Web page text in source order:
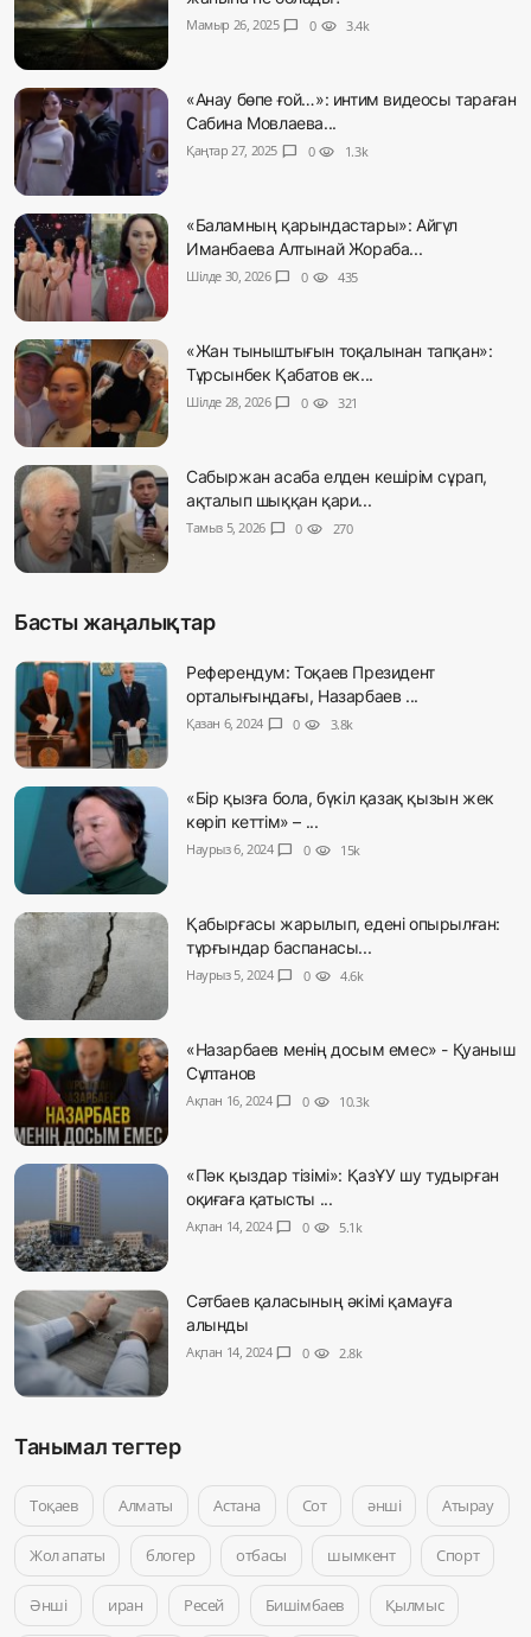
Мамыр 26, 2025 chat_bubble 0 visibility 3.4k
«Анау бөпе ғой…»: интим видеосы тараған
Сабина Мовлаева...
Қаңтар 27, 2025 chat_bubble 0 visibility 1.3k
«Баламның қарындастары»: Айгүл
Иманбаева Алтынай Жораба...
Шілде 30, 2026 chat_bubble 0 visibility 435
«Жан тыныштығын тоқалынан тапқан»:
Тұрсынбек Қабатов ек...
Шілде 28, 2026 chat_bubble 0 visibility 321
Сабыржан асаба елден кешірім сұрап,
ақталып шыққан қари...
Тамыз 5, 2026 chat_bubble 0 visibility 270
Басты жаңалықтар
Референдум: Тоқаев Президент
орталығындағы, Назарбаев ...
Қазан 6, 2024 chat_bubble 0 visibility 3.8k
«Бір қызға бола, бүкіл қазақ қызын жек
көріп кеттім» – ...
Наурыз 6, 2024 chat_bubble 0 visibility 15k
Қабырғасы жарылып, едені опырылған:
тұрғындар баспанасы...
Наурыз 5, 2024 chat_bubble 0 visibility 4.6k
«Назарбаев менің досым емес» - Қуаныш
Сұлтанов
Ақпан 16, 2024 chat_bubble 0 visibility 10.3k
«Пәк қыздар тізімі»: ҚазҰУ шу тудырған
оқиғаға қатысты ...
Ақпан 14, 2024 chat_bubble 0 visibility 5.1k
Сәтбаев қаласының әкімі қамауға
алынды
Ақпан 14, 2024 chat_bubble 0 visibility 2.8k
Танымал тегтер
Тоқаев Алматы Астана Сот әнші Атырау
Жол апаты блогер отбасы шымкент Спорт
Әнші иран Ресей Бишімбаев Қылмыс